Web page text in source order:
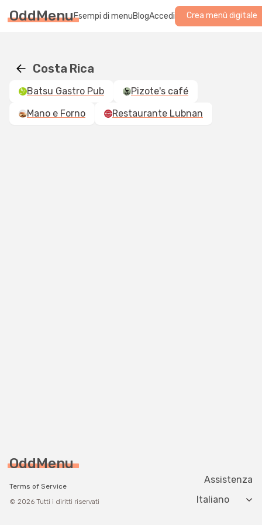
OddMenuEsempi di menuBlogAccedi Crea menù digitale
Costa Rica
Batsu Gastro Pub
Pizote's café
Mano e Forno
Restaurante Lubnan
OddMenu
Terms of Service
© 2026 Tutti i diritti riservati
Assistenza
Change